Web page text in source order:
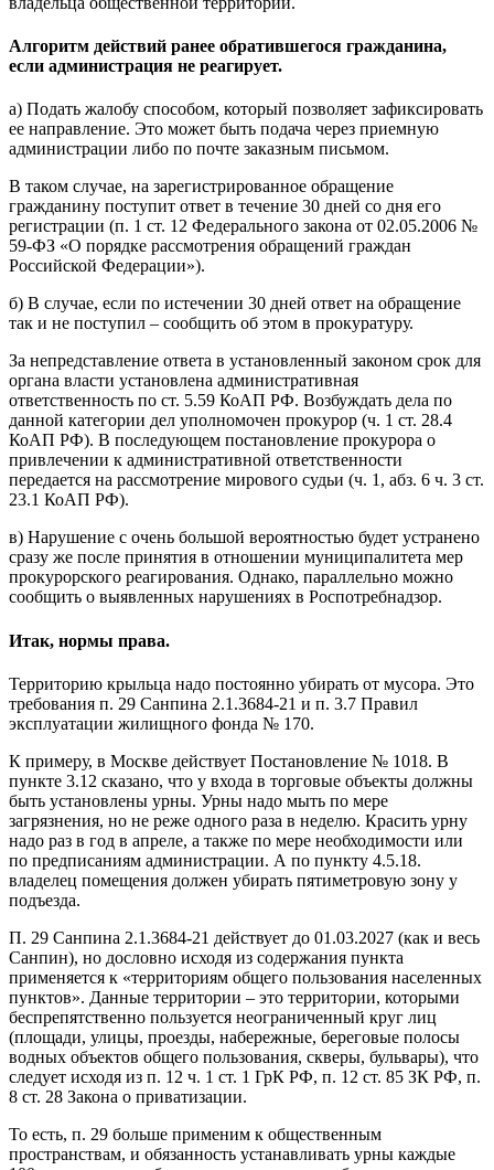
Алгоритм действий ранее обратившегося гражданина,
если администрация не реагирует.
а) Подать жалобу способом, который позволяет зафиксировать
ее направление. Это может быть подача через приемную
администрации либо по почте заказным письмом.
В таком случае, на зарегистрированное обращение
гражданину поступит ответ в течение 30 дней со дня его
регистрации (п. 1 ст. 12 Федерального закона от 02.05.2006 №
59-ФЗ «О порядке рассмотрения обращений граждан
Российской Федерации»).
б) В случае, если по истечении 30 дней ответ на обращение
так и не поступил – сообщить об этом в прокуратуру.
За непредставление ответа в установленный законом срок для
органа власти установлена административная
ответственность по ст. 5.59 КоАП РФ. Возбуждать дела по
данной категории дел уполномочен прокурор (ч. 1 ст. 28.4
КоАП РФ). В последующем постановление прокурора о
привлечении к административной ответственности
передается на рассмотрение мирового судьи (ч. 1, абз. 6 ч. 3 ст.
23.1 КоАП РФ).
в) Нарушение с очень большой вероятностью будет устранено
сразу же после принятия в отношении муниципалитета мер
прокурорского реагирования. Однако, параллельно можно
сообщить о выявленных нарушениях в Роспотребнадзор.
Итак, нормы права.
Территорию крыльца надо постоянно убирать от мусора. Это
требования п. 29 Санпина 2.1.3684-21 и п. 3.7 Правил
эксплуатации жилищного фонда № 170.
К примеру, в Москве действует Постановление № 1018. В
пункте 3.12 сказано, что у входа в торговые объекты должны
быть установлены урны. Урны надо мыть по мере
загрязнения, но не реже одного раза в неделю. Красить урну
надо раз в год в апреле, а также по мере необходимости или
по предписаниям администрации. А по пункту 4.5.18.
владелец помещения должен убирать пятиметровую зону у
подъезда.
П. 29 Санпина 2.1.3684-21 действует до 01.03.2027 (как и весь
Санпин), но дословно исходя из содержания пункта
применяется к «территориям общего пользования населенных
пунктов». Данные территории – это территории, которыми
беспрепятственно пользуется неограниченный круг лиц
(площади, улицы, проезды, набережные, береговые полосы
водных объектов общего пользования, скверы, бульвары), что
следует исходя из п. 12 ч. 1 ст. 1 ГрК РФ, п. 12 ст. 85 ЗК РФ, п.
8 ст. 28 Закона о приватизации.
То есть, п. 29 больше применим к общественным
пространствам, и обязанность устанавливать урны каждые